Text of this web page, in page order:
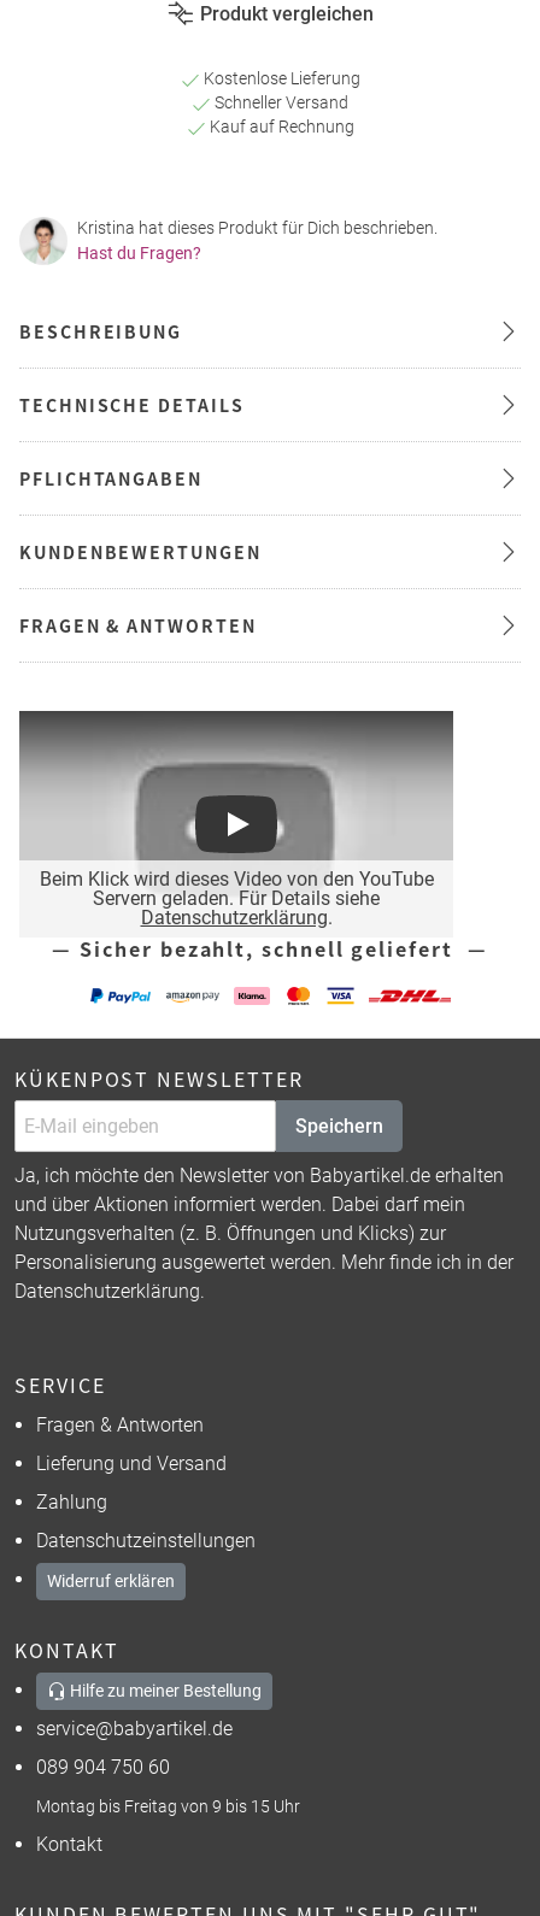
Produkt vergleichen
Kostenlose Lieferung
Schneller Versand
Kauf auf Rechnung
Kristina hat dieses Produkt für Dich beschrieben.
Hast du Fragen?
BESCHREIBUNG
TECHNISCHE DETAILS
PFLICHTANGABEN
KUNDENBEWERTUNGEN
FRAGEN & ANTWORTEN
Beim Klick wird dieses Video von den YouTube
Servern geladen. Für Details siehe
Datenschutzerklärung.
Play
— Sicher bezahlt, schnell geliefert —
KÜKENPOST NEWSLETTER
Speichern
Ja, ich möchte den Newsletter von Babyartikel.de erhalten
und über Aktionen informiert werden. Dabei darf mein
Nutzungsverhalten (z. B. Öffnungen und Klicks) zur
Personalisierung ausgewertet werden. Mehr finde ich in der
Datenschutzerklärung.
SERVICE
Fragen & Antworten
Lieferung und Versand
Zahlung
Datenschutzeinstellungen
Widerruf erklären
KONTAKT
Hilfe zu meiner Bestellung
service@babyartikel.de
089 904 750 60
Montag bis Freitag von 9 bis 15 Uhr
Kontakt